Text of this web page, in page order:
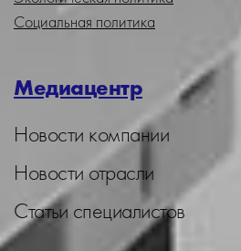
Социальная политика
Медиацентр
Новости компании
Новости отрасли
Статьи специалистов